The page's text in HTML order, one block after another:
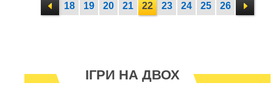
18 19 20 21 22 23 24 25 26
ІГРИ НА ДВОХ